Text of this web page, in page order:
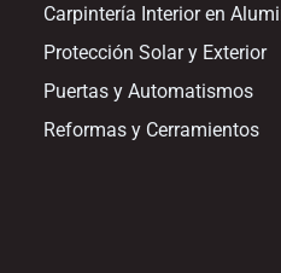
Carpintería Interior en
Protección Solar y Exterior
Puertas y Automatismos
Reformas y Cerramientos